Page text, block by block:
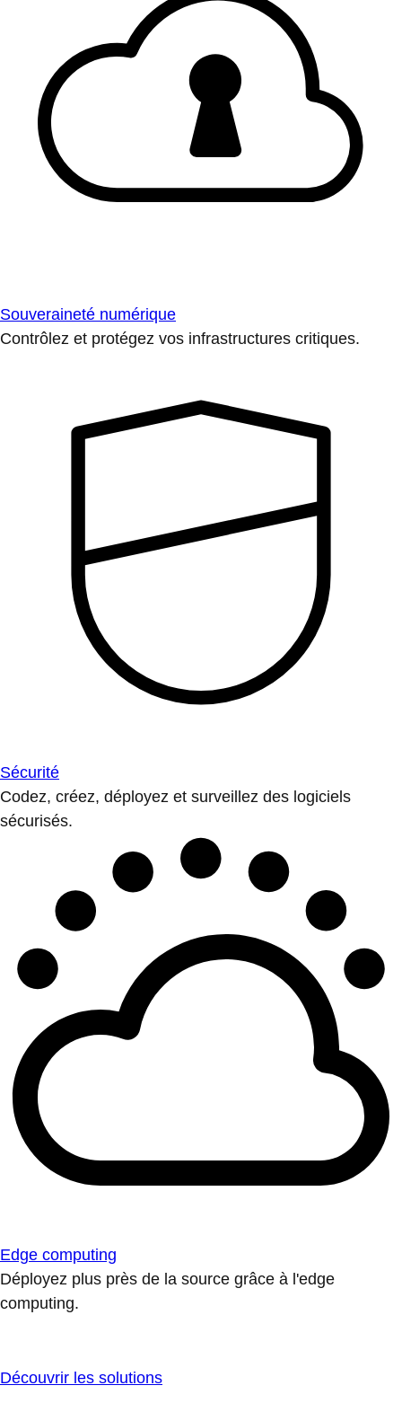
Souveraineté numérique
Contrôlez et protégez vos infrastructures critiques.
Sécurité
Codez, créez, déployez et surveillez des logiciels
sécurisés.
Edge computing
Déployez plus près de la source grâce à l'edge
computing.
Découvrir les solutions